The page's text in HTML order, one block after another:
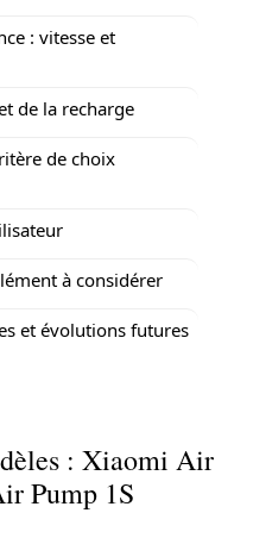
: vitesse et
de la recharge
de choix
à considérer
et évolutions futures
: Xiaomi Air
Pump 1S